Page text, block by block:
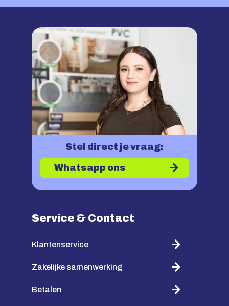
Stel direct je vraag:
Whatsapp ons
Service & Contact
Klantenservice
Zakelijke samenwerking
Betalen